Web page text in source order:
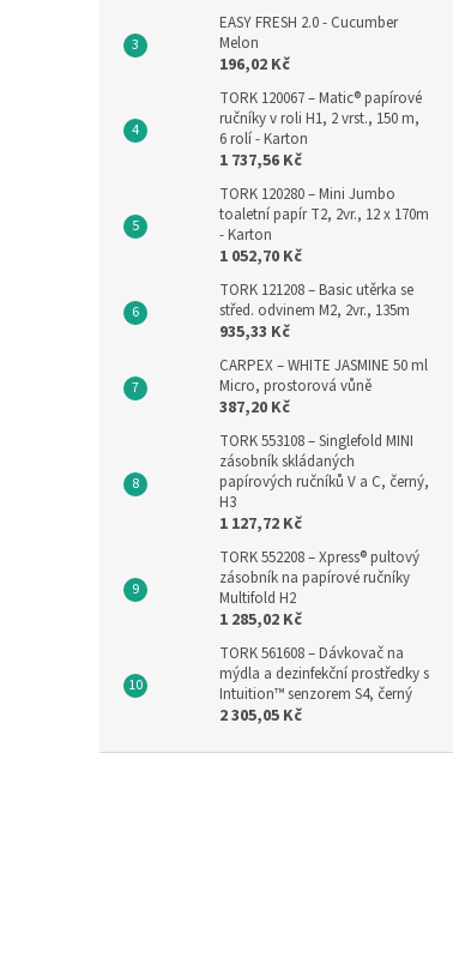
EASY FRESH 2.0 - Cucumber
Melon
196,02 Kč
TORK 120067 – Matic® papírové
ručníky v roli H1, 2 vrst., 150 m,
6 rolí - Karton
1 737,56 Kč
TORK 120280 – Mini Jumbo
toaletní papír T2, 2vr., 12 x 170m
- Karton
1 052,70 Kč
TORK 121208 – Basic utěrka se
střed. odvinem M2, 2vr., 135m
935,33 Kč
CARPEX – WHITE JASMINE 50 ml
Micro, prostorová vůně
387,20 Kč
TORK 553108 – Singlefold MINI
zásobník skládaných
papírových ručníků V a C, černý,
H3
1 127,72 Kč
TORK 552208 – Xpress® pultový
zásobník na papírové ručníky
Multifold H2
1 285,02 Kč
TORK 561608 – Dávkovač na
mýdla a dezinfekční prostředky s
Intuition™ senzorem S4, černý
2 305,05 Kč